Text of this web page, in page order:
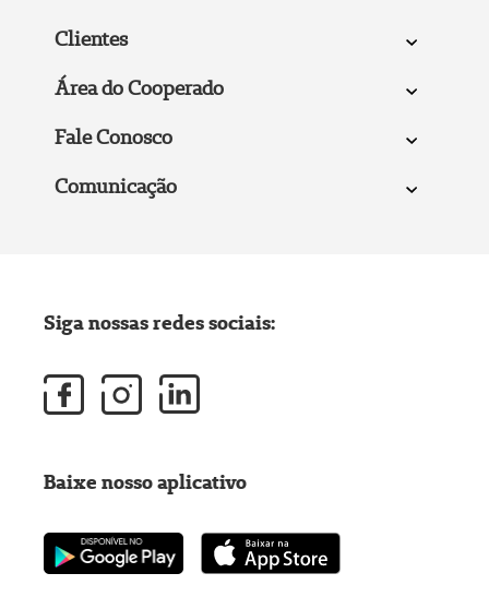
Clientes
Área do Cooperado
Fale Conosco
Comunicação
Siga nossas redes sociais:
Baixe nosso aplicativo